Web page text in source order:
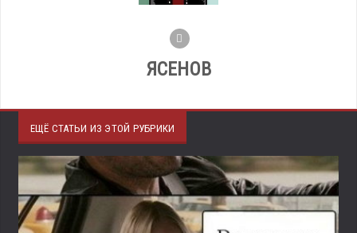
ЯСЕНОВ
ЕЩЁ СТАТЬИ ИЗ ЭТОЙ РУБРИКИ